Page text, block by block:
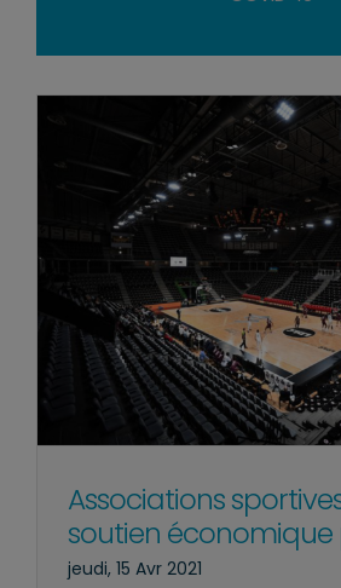
Associations
soutien
jeudi, 15 Avr 2021